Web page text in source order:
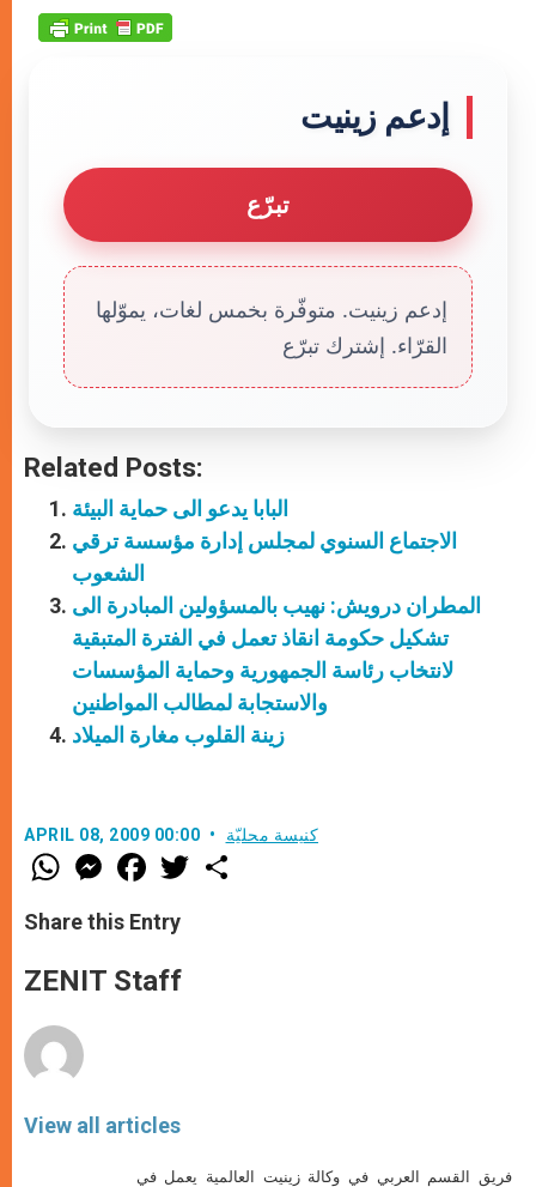
إدعم زينيت
تبرّع
إدعم زينيت. متوفّرة بخمس لغات، يموّلها
القرّاء. إشترك تبرّع
Related Posts:
البابا يدعو الى حماية البيئة
الاجتماع السنوي لمجلس إدارة مؤسسة ترقي
الشعوب
المطران درويش: نهيب بالمسؤولين المبادرة الى
تشكيل حكومة انقاذ تعمل في الفترة المتبقية
لانتخاب رئاسة الجمهورية وحماية المؤسسات
والاستجابة لمطالب المواطنين
زينة القلوب مغارة الميلاد
APRIL 08, 2009 00:00 كنيسة محليّة
W
h
t
s
p
p
M
e
s
e
g
e
F
a
e
b
o
k
w
Share this Entry
ZENIT Staff
View all articles
فريق القسم العربي في وكالة زينيت العالمية يعمل في